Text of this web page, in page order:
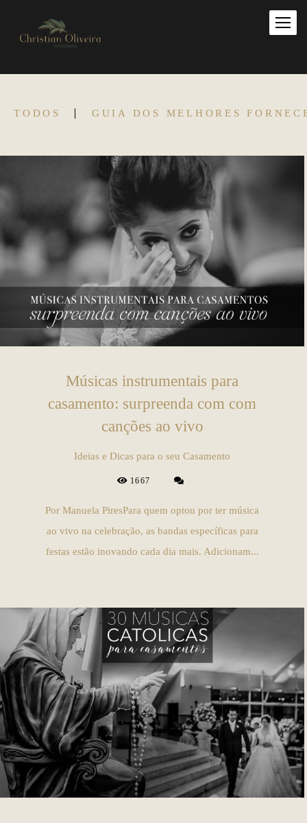
TODOS GUIA DOS MELHORES
Músicas instrumentais para
casamento: surpreenda com com
canções ao vivo
Ideias e Dicas para o seu Casamento
1667
Por Manuela PiresPara quem optou por ter música
ao vivo na celebração, as bandas específicas para
festas estão inovando cada dia mais. Adicionam...